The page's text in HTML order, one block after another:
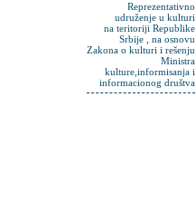
Reprezentativno
udruženje u kulturi
na teritoriji Republike
Srbije , na osnovu
Zakona o kulturi i rešenju
Ministra
kulture,informisanja i
informacionog društva